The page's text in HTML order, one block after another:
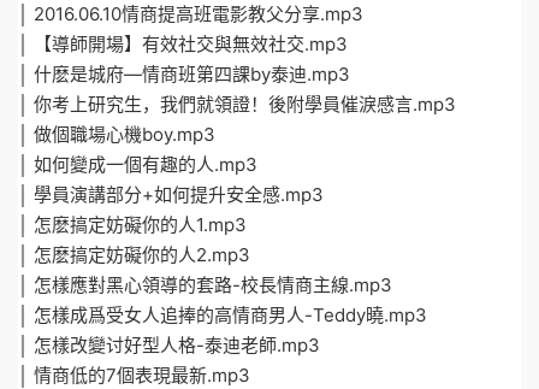
│ 2016.06.10情商提高班電影教父分享.mp3
│ 【導師開場】有效社交與無效社交.mp3
│ 什麽是城府—情商班第四課by泰迪.mp3
│ 你考上研究生，我們就領證！後附學員催淚感言.mp3
│ 做個職場心機boy.mp3
│ 如何變成一個有趣的人.mp3
│ 學員演講部分+如何提升安全感.mp3
│ 怎麽搞定妨礙你的人1.mp3
│ 怎麽搞定妨礙你的人2.mp3
│ 怎樣應對黑心領導的套路-校長情商主線.mp3
│ 怎樣成爲受女人追捧的高情商男人-Teddy曉.mp3
│ 怎樣改變讨好型人格-泰迪老師.mp3
│ 情商低的7個表現最新.mp3